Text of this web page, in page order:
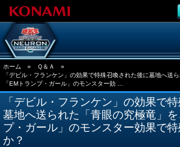
ホーム » Ｑ＆Ａ
»
「デビル・フランケン」の効果で特殊召喚された後に墓地へ送
「EMトランプ・ガール」のモンスター効 ...
「デビル・フランケン」の効果で
墓地へ送られた「青眼の究極竜」
プ・ガール」のモンスター効果で
か？